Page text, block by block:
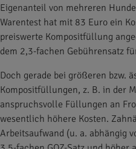
Eigenanteil von mehreren
Warentest hat mit 83 Euro ein
preiswerte Kompositfüllung
dem 2,3-fachen Gebührensatz
Doch gerade bei größeren bzw.
Kompositfüllungen, z. B. in der
anspruchsvolle Füllungen an
wesentlich höhere Kosten.
Arbeitsaufwand (u. a. abhängig